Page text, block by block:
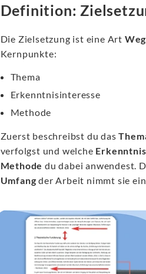
Definition:
Die Zielsetzung ist eine Art
Kernpunkte:
Thema
Erkenntnisinteresse
Methode
Zuerst beschreibst du das
verfolgst und welche
Methode du dabei anwendest.
Umfang der Arbeit nimmt sie